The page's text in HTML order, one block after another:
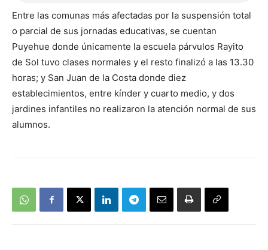
Entre las comunas más afectadas por la suspensión total
o parcial de sus jornadas educativas, se cuentan
Puyehue donde únicamente la escuela párvulos Rayito
de Sol tuvo clases normales y el resto finalizó a las 13.30
horas; y San Juan de la Costa donde diez
establecimientos, entre kínder y cuarto medio, y dos
jardines infantiles no realizaron la atención normal de sus
alumnos.